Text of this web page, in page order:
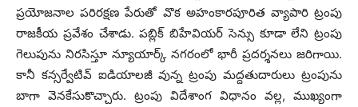
ప్రయోజనాల పరిరక్షణ పేరుతో వొక అహంకారపూరిత వ్యాపారి ట్రంపు
రాజకీయ ప్రవేశం చేశాడు. పబ్లిక్ బిహేవియర్ సెన్సు కూడా లేని ట్రంపు
గెలుపును నిరసిస్తూ న్యూయార్క్ నగరంలో భారీ ప్రదర్శనలు జరిగాయి.
కానీ కన్సర్వేటివ్ ఐడియాలజీ వున్న ట్రంపు మద్దతుదారులు ట్రంపును
బాగా వెనకేసుకొచ్చారు. ట్రంపు విదేశాంగ విధానం వల్ల, ముఖ్యంగా